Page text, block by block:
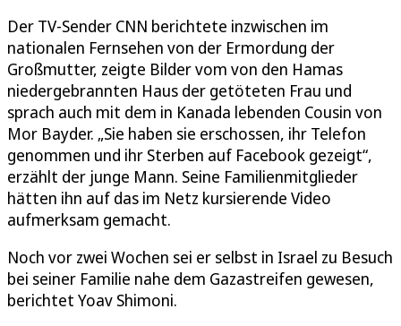
Der TV-Sender CNN berichtete inzwischen im
nationalen Fernsehen von der Ermordung der
Großmutter, zeigte Bilder vom von den Hamas
niedergebrannten Haus der getöteten Frau und
sprach auch mit dem in Kanada lebenden Cousin von
Mor Bayder. „Sie haben sie erschossen, ihr Telefon
genommen und ihr Sterben auf Facebook gezeigt“,
erzählt der junge Mann. Seine Familienmitglieder
hätten ihn auf das im Netz kursierende Video
aufmerksam gemacht.
Noch vor zwei Wochen sei er selbst in Israel zu Besuch
bei seiner Familie nahe dem Gazastreifen gewesen,
berichtet Yoav Shimoni.